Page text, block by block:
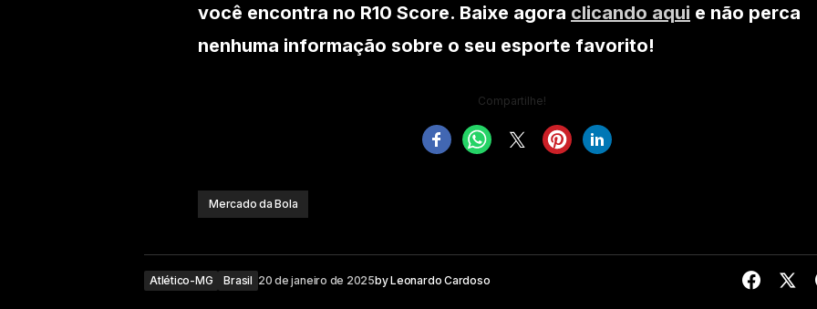
você encontra no R10 Score. Baixe agora clicando aqui e não perca
nenhuma informação sobre o seu esporte favorito!
Compartilhe!
Mercado da Bola
Atlético-MG Brasil 20 de janeiro de 2025byLeonardo Cardoso